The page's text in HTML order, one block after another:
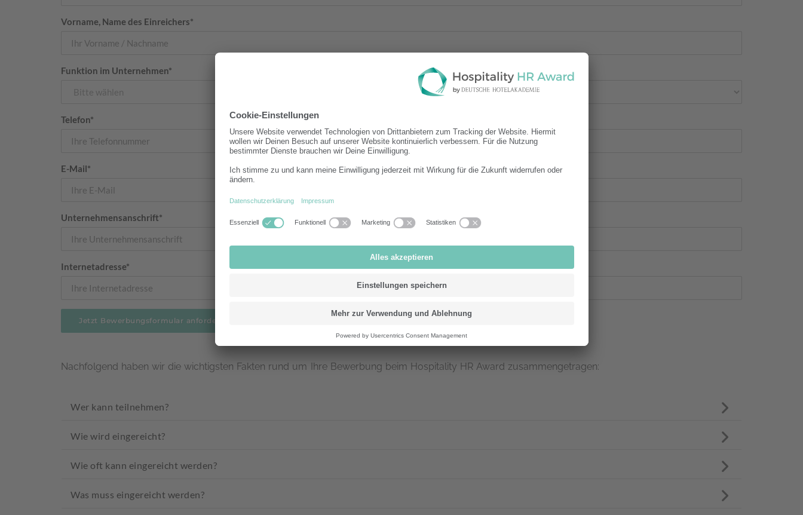
Vorname, Name des Einreichers*
Funktion im Unternehmen*
Telefon*
E-Mail*
Unternehmensanschrift*
Internetadresse*
Nachfolgend haben wir die wichtigsten Fakten rund um Ihre Bewerbung beim Hospitality HR Award zusammengetragen:
Wer kann teilnehmen?
Wie wird eingereicht?
Wie oft kann eingereicht werden?
Was muss eingereicht werden?